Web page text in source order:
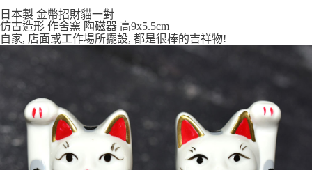
每筆NT$65，滿NT$999(含以上)免運費
付款後全家取貨
每筆NT$65，滿NT$999(含以上)免運費
付款後7-11取貨
每筆NT$65，滿NT$999(含以上)免運費
日本製 金幣招財貓一對
仿古造形 作舍窯 陶磁器 高9x5.5cm
自家, 店面或工作場所擺設, 都是很棒的吉祥物!